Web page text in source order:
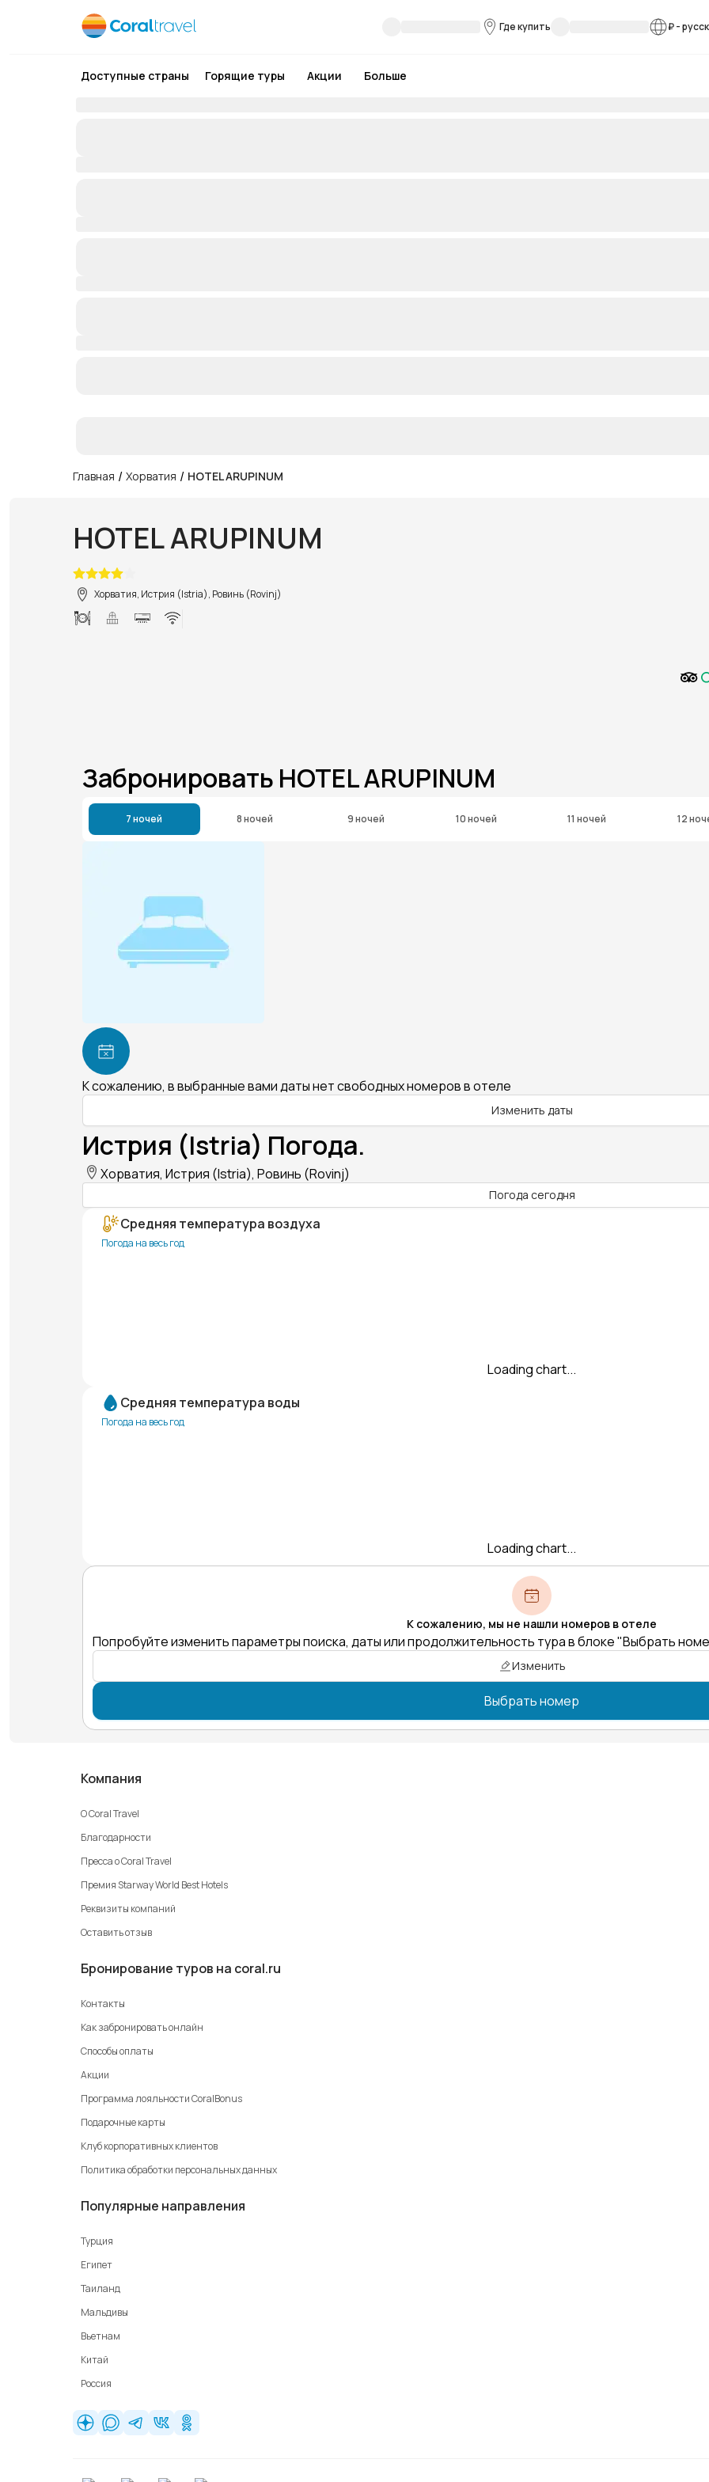
Где купить ₽-
Доступные страны Горящие туры Акции Больше
Главная / Хорватия / HOTEL ARUPINUM
HOTEL ARUPINUM
Хорватия, Истрия (Istria), Ровинь (Rovinj)
Забронировать HOTEL ARUPINUM
7 ночей 8 ночей 9 ночей 10 ночей 11 ночей 12
К сожалению, в выбранные вами даты нет свободных номеров в отеле
Изменить даты
Истрия (Istria) Погода.
Хорватия, Истрия (Istria), Ровинь (Rovinj)
Погода сегодня
Средняя температура воздуха
Погода на весь год
Loading chart...
Средняя температура воды
Погода на весь год
Loading chart...
К сожалению, мы не нашли номеров в отеле
Попробуйте изменить параметры поиска, даты или продолжительность тура в блоке "Выбрать
Изменить
Выбрать номер
Компания
О Coral Travel
Благодарности
Пресса о Coral Travel
Премия Starway World Best Hotels
Реквизиты компаний
Оставить отзыв
Бронирование туров на coral.ru
Контакты
Как забронировать онлайн
Способы оплаты
Акции
Программа лояльности CoralBonus
Подарочные карты
Клуб корпоративных клиентов
Политика обработки персональных данных
Популярные направления
Турция
Египет
Таиланд
Мальдивы
Вьетнам
Китай
Россия